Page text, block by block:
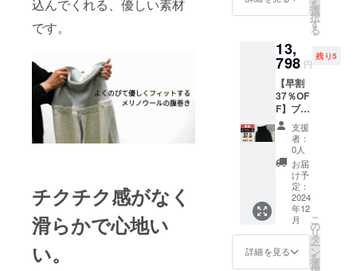
込んでくれる、優しい素材
です。
チクチク感がなく
滑らかで心地い
い。
があり
造工程
より出
荷時期
が遅れ
る場合
があり
ます。
デザイ
ン・仕
様は一
部変更
になる
可能性
もござ
いま
す。ご
了承く
ださ
い。 ※
ご注文
状況、
使用部
給状
況、製
込) ※配
送時
期:2024
年12月
26日発
送予定
※皆様の
ご支援
により
量産効
率が向
上した
場合、
正規品
販売価
格が販
売予定
ツ：ブ
ラック
イズ × 1
枚 先着
15名様
一般販
売予定
価格
11,110
円 (税/
送料
770円
込) [早
35％OF
F]
7,491
円 (税/
送料
を
選
択
す
る
13,
798 円
残り5
【早割
37％OF
F】ブ
ラック×
Lサイ
ズ、グ
レー
ベー
ジュ × L
サイズ
2本セッ
ト【先
着5名
様】 腹
巻き付
支援
者：
0人
お届
け予
定：
2024
年12
月
詳細を見る
こ
の
リ
タ
ー
ン
を
選